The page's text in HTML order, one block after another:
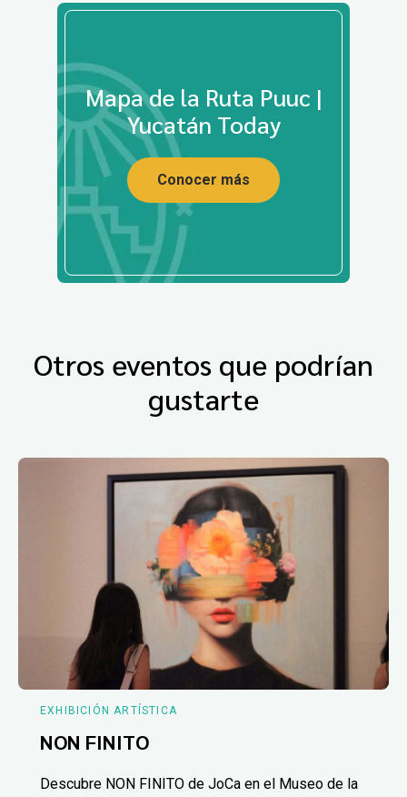
Mapa de la Ruta Puuc |
Yucatán Today
Conocer más
Otros eventos que podrían
gustarte
EXHIBICIÓN ARTÍSTICA
NON FINITO
Descubre NON FINITO de JoCa en el Museo de la